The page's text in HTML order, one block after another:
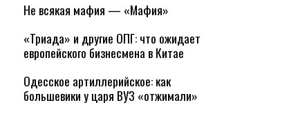
Не всякая мафия — «Мафия»
«Триада» и другие ОПГ: что ожидает
европейского бизнесмена в Китае
Одесское артиллерийское: как
большевики у царя ВУЗ «отжимали»